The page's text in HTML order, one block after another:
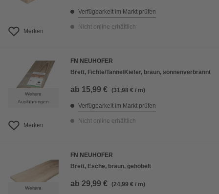
Merken
Verfügbarkeit im Markt prüfen
Nicht online erhältlich
Weitere
Ausführungen
Merken
FN NEUHOFER
Brett, Fichte/Tanne/Kiefer, braun, sonnenverbrannt
ab 15,99 € (31,98 € / m)
Verfügbarkeit im Markt prüfen
Nicht online erhältlich
Weitere
FN NEUHOFER
Brett, Esche, braun, gehobelt
ab 29,99 € (24,99 € / m)